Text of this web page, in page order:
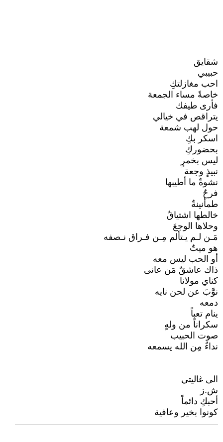
شقايق
حبيبي
احب مغازلتكِ
خاصةً مساء الجمعة
فأرى طيفك
يتراقص في خيالي
حول لهب شمعة
اسكر بكِ
بحضوركِ
ليس بخمرٍ
نبيذٍ وجعة
نشوةٌ ما أطيبها
فرحٌ
طمأنينةٌ
خالطها اشتياقٌ
وحلاها الوجعَ
مَـن لـم يـتألم مِـن فـراق نـصفه
هو ميتٌ
أو الحب ليس معه
ذاك عاشقٌ مَن عانى
كناي مولانا
نوَّبَ عن لحن نايه
دمعه
ينام تعباً
سكراناً من ولهٍ
صوت الحبيب
نداءٌ مِن الله يسمعه
الى غاليتي
ش.ز
أحبكِ دائماً
كونوا بخير وعافية